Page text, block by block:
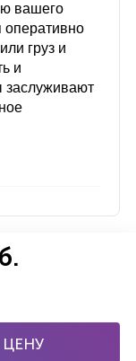
вашего
груз и
и